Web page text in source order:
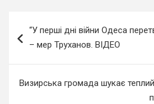
записів
“У перші дні війни Одеса
– мер Труханов. ВІДЕО
Визирська громада шукає